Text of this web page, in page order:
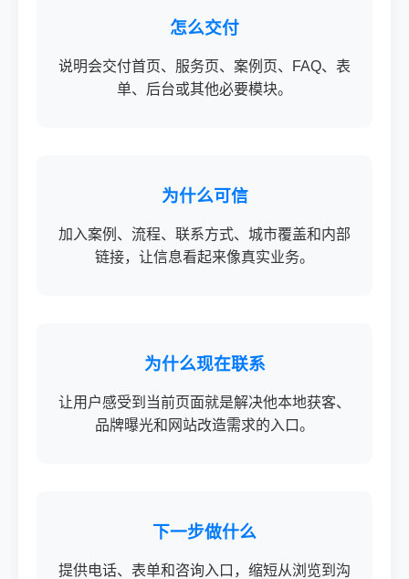
怎么交付
说明会交付首页、服务页、案例页、FAQ、表
单、后台或其他必要模块。
为什么可信
加入案例、流程、联系方式、城市覆盖和内部
链接，让信息看起来像真实业务。
为什么现在联系
让用户感受到当前页面就是解决他本地获客、
品牌曝光和网站改造需求的入口。
下一步做什么
提供电话、表单和咨询入口，缩短从浏览到沟